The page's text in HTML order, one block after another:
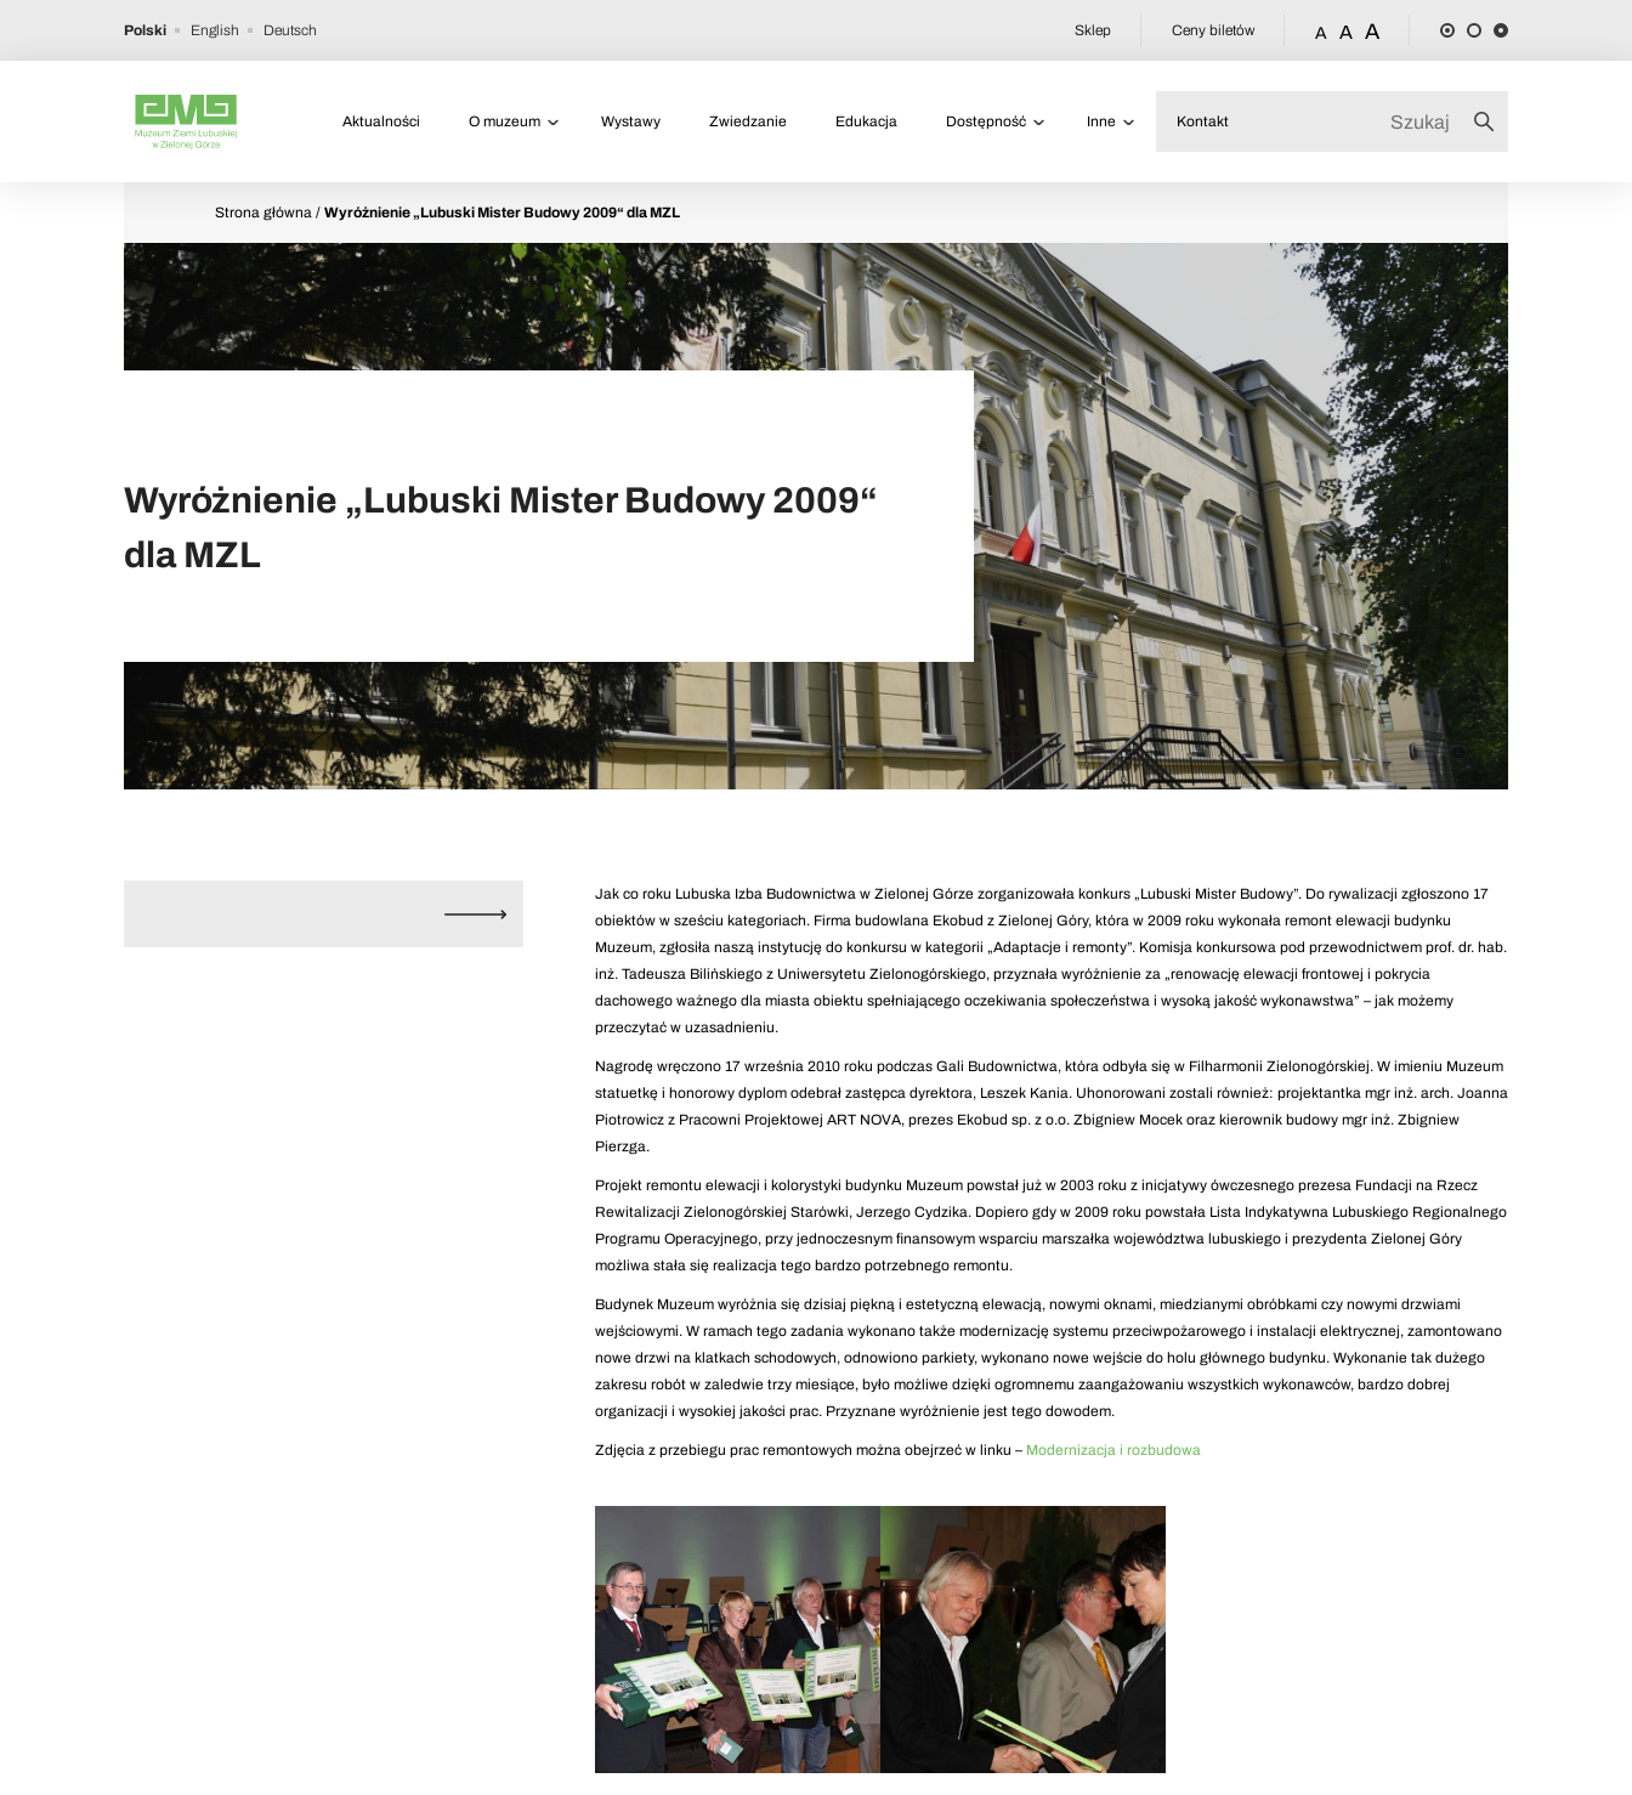
Polski English Deutsch Sklep Ceny biletów A A A
Aktualności O muzeum Wystawy Zwiedzanie Edukacja Dostępność Inne Kontakt
Strona główna / Wyróżnienie „Lubuski Mister Budowy 2009“ dla MZL
Wyróżnienie „Lubuski Mister Budowy 2009“
dla MZL
Jak co roku Lubuska Izba Budownictwa w Zielonej Górze zorganizowała konkurs „Lubuski Mister Budowy”. Do rywalizacji zgłoszono 17
obiektów w sześciu kategoriach. Firma budowlana Ekobud z Zielonej Góry, która w 2009 roku wykonała remont elewacji budynku
Muzeum, zgłosiła naszą instytucję do konkursu w kategorii „Adaptacje i remonty”. Komisja konkursowa pod przewodnictwem prof. dr. hab.
inż. Tadeusza Bilińskiego z Uniwersytetu Zielonogórskiego, przyznała wyróżnienie za „renowację elewacji frontowej i pokrycia
dachowego ważnego dla miasta obiektu spełniającego oczekiwania społeczeństwa i wysoką jakość wykonawstwa” – jak możemy
przeczytać w uzasadnieniu.
Nagrodę wręczono 17 września 2010 roku podczas Gali Budownictwa, która odbyła się w Filharmonii Zielonogórskiej. W imieniu Muzeum
statuetkę i honorowy dyplom odebrał zastępca dyrektora, Leszek Kania. Uhonorowani zostali również: projektantka mgr inż. arch. Joanna
Piotrowicz z Pracowni Projektowej ART NOVA, prezes Ekobud sp. z o.o. Zbigniew Mocek oraz kierownik budowy mgr inż. Zbigniew
Pierzga.
Projekt remontu elewacji i kolorystyki budynku Muzeum powstał już w 2003 roku z inicjatywy ówczesnego prezesa Fundacji na Rzecz
Rewitalizacji Zielonogórskiej Starówki, Jerzego Cydzika. Dopiero gdy w 2009 roku powstała Lista Indykatywna Lubuskiego Regionalnego
Programu Operacyjnego, przy jednoczesnym finansowym wsparciu marszałka województwa lubuskiego i prezydenta Zielonej Góry
możliwa stała się realizacja tego bardzo potrzebnego remontu.
Budynek Muzeum wyróżnia się dzisiaj piękną i estetyczną elewacją, nowymi oknami, miedzianymi obróbkami czy nowymi drzwiami
wejściowymi. W ramach tego zadania wykonano także modernizację systemu przeciwpożarowego i instalacji elektrycznej, zamontowano
nowe drzwi na klatkach schodowych, odnowiono parkiety, wykonano nowe wejście do holu głównego budynku. Wykonanie tak dużego
zakresu robót w zaledwie trzy miesiące, było możliwe dzięki ogromnemu zaangażowaniu wszystkich wykonawców, bardzo dobrej
organizacji i wysokiej jakości prac. Przyznane wyróżnienie jest tego dowodem.
Zdjęcia z przebiegu prac remontowych można obejrzeć w linku – Modernizacja i rozbudowa